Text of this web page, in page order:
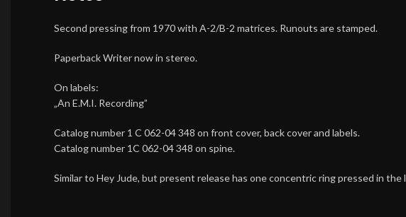
Second pressing from 1970 with A-2/B-2 matrices. Runouts are stamped.
Paperback Writer now in stereo.
On labels:
„An E.M.I. Recording”
Catalog number 1 C 062-04 348 on front cover, back cover and labels.
Catalog number 1C 062-04 348 on spine.
Similar to Hey Jude, but present release has one concentric ring pressed in